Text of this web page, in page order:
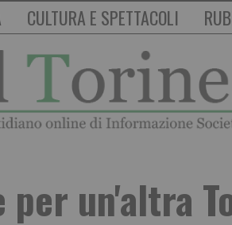
CULTURA E SPETTACOLI
per un'altra